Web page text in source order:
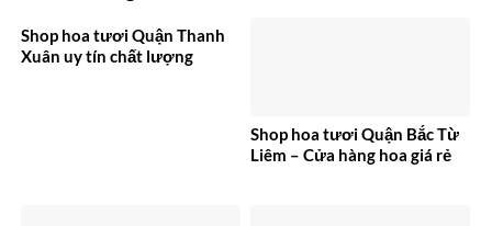
Shop hoa tươi Quận Thanh
Xuân uy tín chất lượng
Shop hoa tươi Quận Bắc Từ
Liêm – Cửa hàng hoa giá rẻ